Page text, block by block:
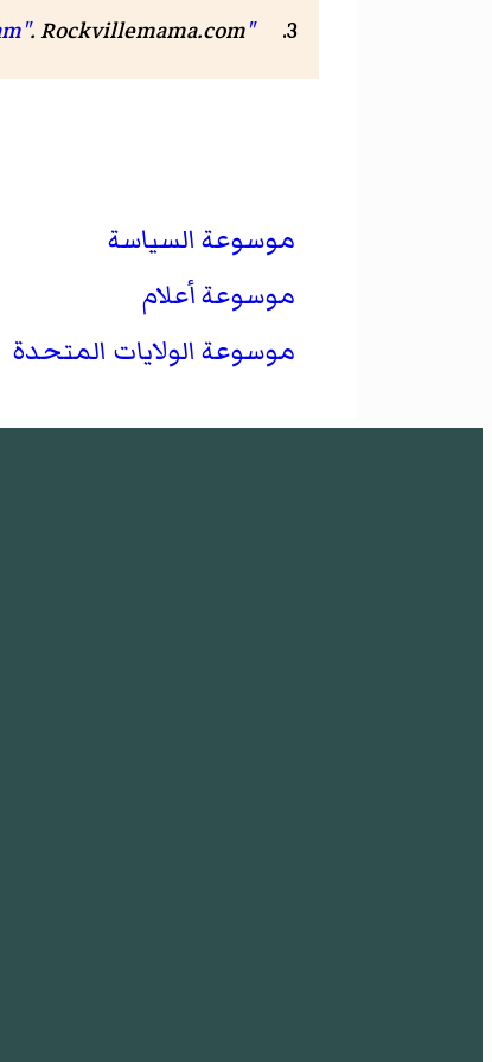
"Roswell Farnham". Rockvillemama.com. مؤرشف من
موسوعة السياسة
موسوعة أعلام
موسوعة الولايات المتحدة